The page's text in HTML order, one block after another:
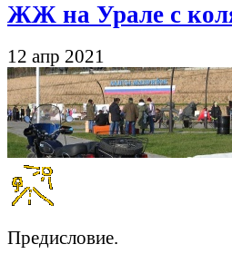
ЖЖ на Урале с
12 апр 2021
Предисловие.